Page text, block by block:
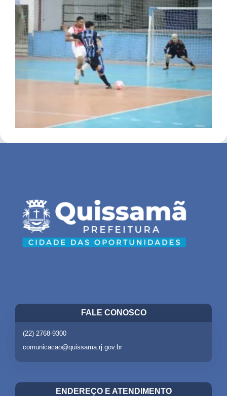
FALE CONOSCO
(22) 2768-9300
comunicacao@quissama.rj.gov.br
ENDEREÇO E ATENDIMENTO